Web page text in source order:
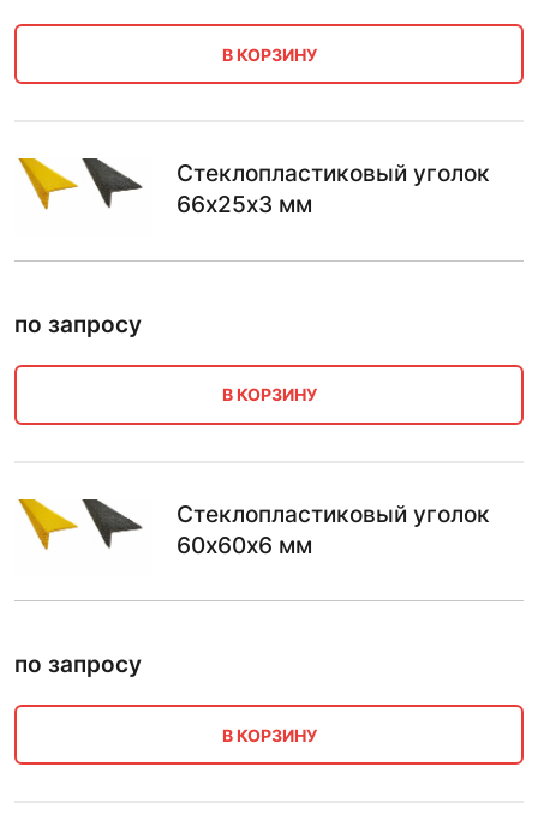
В КОРЗИНУ
Стеклопластиковый уголок
66х25х3 мм
по запросу
В КОРЗИНУ
Стеклопластиковый уголок
60х60х6 мм
по запросу
В КОРЗИНУ